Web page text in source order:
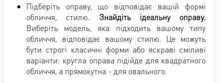
Підберіть оправу, що відповідає вашій формі
обличчя, стилю. Знайдіть ідеальну оправу.
Виберіть модель, яка підходить вашому типу
обличчя, відповідає вашому стилю. Це можуть
бути строгі класичні форми або яскраві сміливі
варіанти: кругла оправа підійде для квадратного
обличчя, а прямокутна - для овального.